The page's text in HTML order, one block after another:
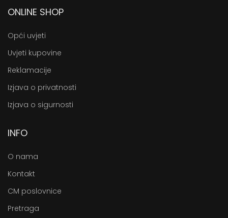
ONLINE SHOP
Opći uvjeti
Uvjeti kupovine
Reklamacije
Izjava o privatnosti
Izjava o sigurnosti
INFO
O nama
Kontakt
CM poslovnice
Pretraga